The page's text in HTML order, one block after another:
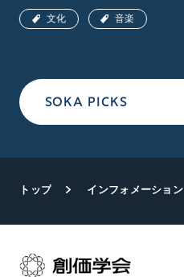
SOKA PICKS
文化 音楽
トップ インフォメーション